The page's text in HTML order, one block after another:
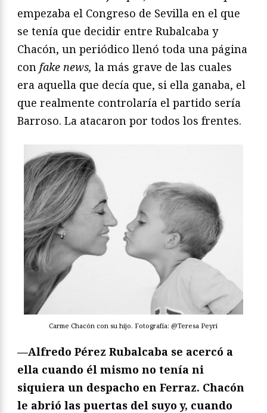
empezaba el Congreso de Sevilla en el que
se tenía que decidir entre Rubalcaba y
Chacón, un periódico llenó toda una página
con fake news, la más grave de las cuales
era aquella que decía que, si ella ganaba, el
que realmente controlaría el partido sería
Barroso. La atacaron por todos los frentes.
Carme Chacón con su hijo. Fotografía: @Teresa Peyrí
—Alfredo Pérez Rubalcaba se acercó a
ella cuando él mismo no tenía ni
siquiera un despacho en Ferraz. Chacón
le abrió las puertas del suyo y, cuando